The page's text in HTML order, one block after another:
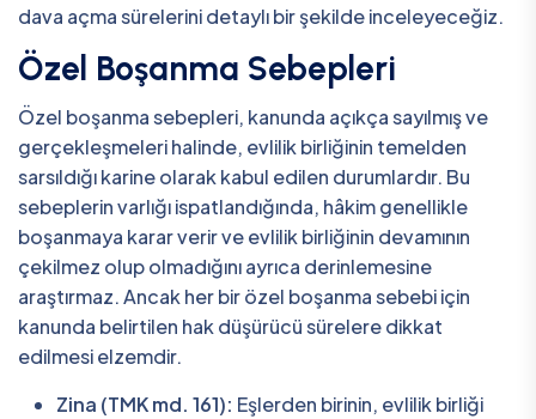
dava açma sürelerini detaylı bir şekilde inceleyeceğiz.
Özel Boşanma Sebepleri
Özel boşanma sebepleri, kanunda açıkça sayılmış ve
gerçekleşmeleri halinde, evlilik birliğinin temelden
sarsıldığı karine olarak kabul edilen durumlardır. Bu
sebeplerin varlığı ispatlandığında, hâkim genellikle
boşanmaya karar verir ve evlilik birliğinin devamının
çekilmez olup olmadığını ayrıca derinlemesine
araştırmaz. Ancak her bir özel boşanma sebebi için
kanunda belirtilen hak düşürücü sürelere dikkat
edilmesi elzemdir.
Zina (TMK md. 161): Eşlerden birinin, evlilik birliği